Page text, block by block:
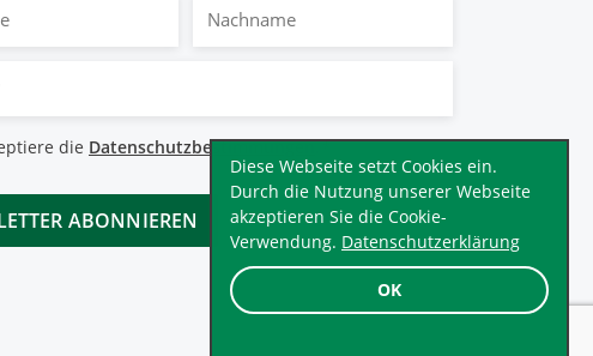
OK
Diese Webseite setzt Cookies ein.
Durch die Nutzung unserer Webseite
akzeptieren Sie die Cookie-
Verwendung. Datenschutzerklärung
die Datenschutzbestimmungen.*